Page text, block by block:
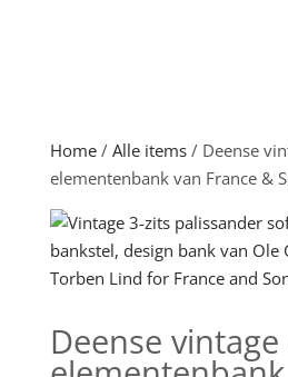
Home/ Alle items/ Deense
elementenbank van France &
Deense